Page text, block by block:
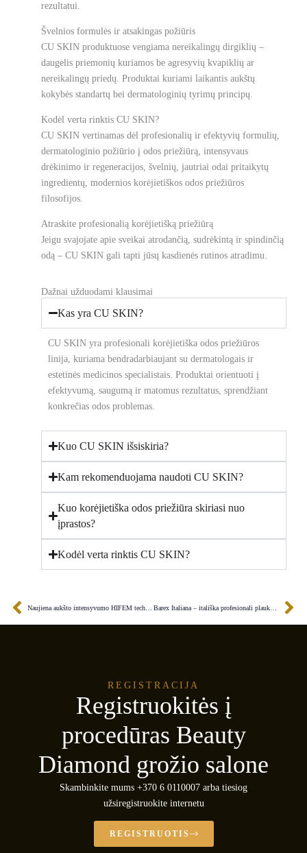
rezultatui.
Švelnios formulės ir atsakingas požiūris
CU SKIN produktuose vengiama nereikalingų dirgiklių –
daugelis priemonių kuriamos be agresyvių kvapiklių ar
nereikalingų priedų. Produktai kuriami laikantis aukštų
kokybės standartų bei dermatologinių tyrimų principų.
Kodėl verta rinktis CU SKIN?
CU SKIN vertinamas dėl profesionalių ir efektyvių formulių,
dermatologinio požiūrio į odos priežiūrą, intensyvaus
drėkinimo ir regeneracijos, švelnių, jautriai odai pritaikytų
ingredientų, modernios korėjietiškos odos priežiūros
filosofijos.
Atraskite profesionalią korėjietišką priežiūrą
Jeigu svajojate apie sveikai atrodančią, sudrėkintą ir spindinčią
odą – CU SKIN gali tapti jūsų kasdienės rutinos atradimu.
Dažnai užduodami klausimai​
Kas yra CU SKIN?
CU SKIN yra profesionali korėjietiška odos priežiūros
linija, kuriama bendradarbiaujant su dermatologais ir
estetinės medicinos specialistais. Produktai orientuoti į
efektyvumą, saugumą ir matomus rezultatus, sprendžiant
konkrečias odos problemas.
Kuo CU SKIN išsiskiria?
Kam rekomenduojama naudoti CU SKIN?
Kuo korėjietiška odos priežiūra skiriasi nuo
įprastos?
Kodėl verta rinktis CU SKIN?
Prev Barex Italiana – itališka profesionali plaukų priežiūra
REGISTRACIJA
Registruokitės į
procedūras Beauty
Diamond grožio salone
Skambinkite mums +370 6 0110007 arba tiesiog
užsiregistruokite internetu
REGISTRUOTIS